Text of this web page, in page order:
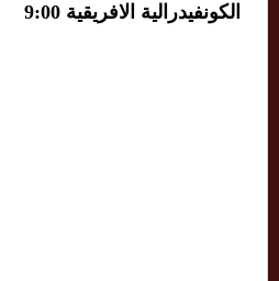
الكونفيدرالية الافريقية 9:00